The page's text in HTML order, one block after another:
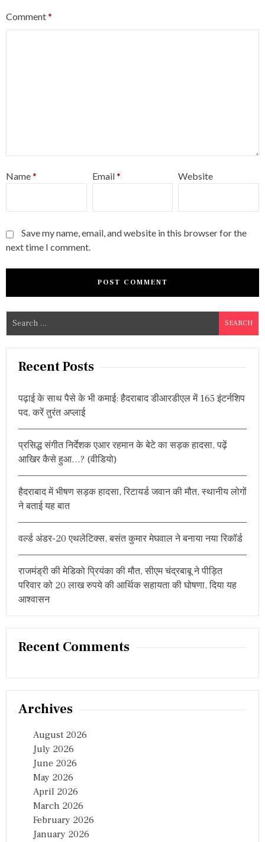
Comment*
Name* Email* Website
Save my name, email, and website in this browser for the
next time I comment.
e
a
Recent Posts
पढ़ाई के साथ पैसे के भी कमाई: हैदराबाद डीआरडीएल में 165 इंटर्नशिप
पद, करें तुरंत अप्लाई
प्रसिद्ध संगीत निर्देशक एआर रहमान के बेटे का सड़क हादसा, पढ़ें
आखिर कैसे हुआ…? (वीडियो)
हैदराबाद में भीषण सड़क हादसा, रिटायर्ड जवान की मौत, स्थानीय लोगों
ने बताई यह बात
वर्ल्ड अंडर-20 एथलेटिक्स, बसंत कुमार मेघवाल ने बनाया नया रिकॉर्ड
राजमंड्री की मेडिको प्रियंका की मौत, सीएम चंद्रबाबू ने पीड़ित
परिवार को 20 लाख रुपये की आर्थिक सहायता की घोषणा, दिया यह
आश्वासन
Recent Comments
Archives
August 2026
July 2026
June 2026
May 2026
April 2026
March 2026
February 2026
January 2026